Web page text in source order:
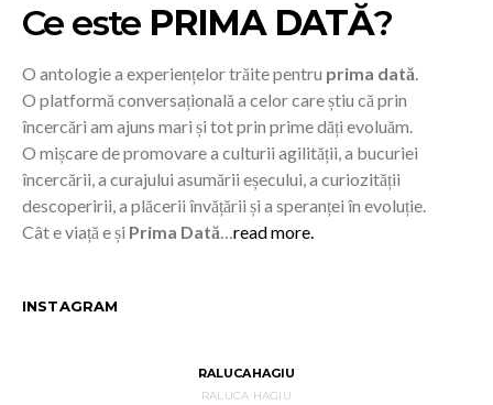
Ce este PRIMA DATĂ?
O antologie a experiențelor trăite pentru prima dată.
O platformă conversațională a celor care știu că prin
încercări am ajuns mari și tot prin prime dăți evoluăm.
O mișcare de promovare a culturii agilității, a bucuriei
încercării, a curajului asumării eșecului, a curiozității
descoperirii, a plăcerii învățării și a speranței în evoluție.
Cât e viață e și Prima Dată…read more.
INSTAGRAM
RALUCAHAGIU
RALUCA HAGIU